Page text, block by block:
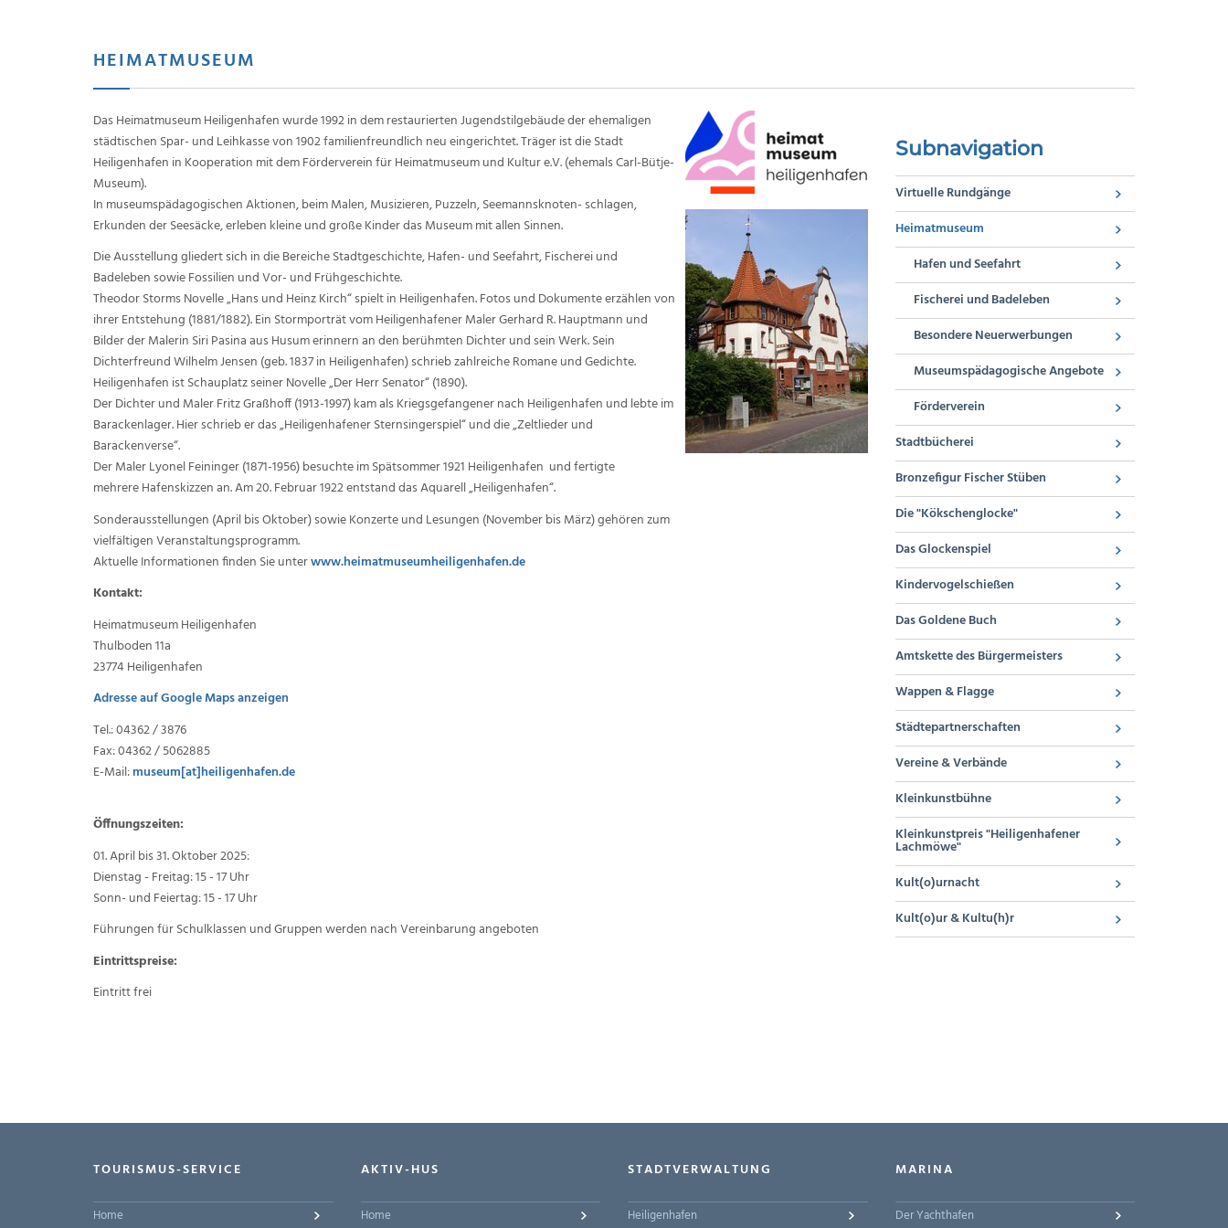
HEIMATMUSEUM
Das Heimatmuseum Heiligenhafen wurde 1992 in dem restaurierten Jugendstilgebäude der ehemaligen
städtischen Spar- und Leihkasse von 1902 familienfreundlich neu eingerichtet. Träger ist die Stadt
Heiligenhafen in Kooperation mit dem Förderverein für Heimatmuseum und Kultur e.V. (ehemals Carl-Bütje-
Museum).
In museumspädagogischen Aktionen, beim Malen, Musizieren, Puzzeln, Seemannsknoten- schlagen,
Erkunden der Seesäcke, erleben kleine und große Kinder das Museum mit allen Sinnen.
Die Ausstellung gliedert sich in die Bereiche Stadtgeschichte, Hafen- und Seefahrt, Fischerei und
Badeleben sowie Fossilien und Vor- und Frühgeschichte.
Theodor Storms Novelle „Hans und Heinz Kirch“ spielt in Heiligenhafen. Fotos und Dokumente erzählen von
ihrer Entstehung (1881/1882). Ein Stormporträt vom Heiligenhafener Maler Gerhard R. Hauptmann und
Bilder der Malerin Siri Pasina aus Husum erinnern an den berühmten Dichter und sein Werk. Sein
Dichterfreund Wilhelm Jensen (geb. 1837 in Heiligenhafen) schrieb zahlreiche Romane und Gedichte.
Heiligenhafen ist Schauplatz seiner Novelle „Der Herr Senator“ (1890).
Der Dichter und Maler Fritz Graßhoff (1913-1997) kam als Kriegsgefangener nach Heiligenhafen und lebte im
Barackenlager. Hier schrieb er das „Heiligenhafener Sternsingerspiel“ und die „Zeltlieder und
Barackenverse“.
Der Maler Lyonel Feininger (1871-1956) besuchte im Spätsommer 1921 Heiligenhafen und fertigte
mehrere Hafenskizzen an. Am 20. Februar 1922 entstand das Aquarell „Heiligenhafen“.
Sonderausstellungen (April bis Oktober) sowie Konzerte und Lesungen (November bis März) gehören zum
vielfältigen Veranstaltungsprogramm.
Aktuelle Informationen finden Sie unterwww.heimatmuseumheiligenhafen.de
Kontakt:
Heimatmuseum Heiligenhafen
Thulboden 11a
23774 Heiligenhafen
Adresse auf Google Maps anzeigen
Tel.: 04362 / 3876
Fax: 04362 / 5062885
E-Mail:museum[at]heiligenhafen.de
Öffnungszeiten:
01. April bis 31. Oktober 2025:
Dienstag - Freitag: 15 - 17 Uhr
Sonn- und Feiertag: 15 - 17 Uhr
Führungen für Schulklassen und Gruppen werden nach Vereinbarung angeboten
Eintrittspreise:
Eintritt frei
Subnavigation
Virtuelle Rundgänge
Heimatmuseum
Hafen und Seefahrt
Fischerei und Badeleben
Besondere Neuerwerbungen
Museumspädagogische Angebote
Förderverein
Stadtbücherei
Bronzefigur Fischer Stüben
Die "Kökschenglocke"
Das Glockenspiel
Kindervogelschießen
Das Goldene Buch
Amtskette des Bürgermeisters
Wappen & Flagge
Städtepartnerschaften
Vereine & Verbände
Kleinkunstbühne
Kleinkunstpreis "Heiligenhafener
Lachmöwe"
Kult(o)urnacht
Kult(o)ur & Kultu(h)r
TOURISMUS-SERVICE
Home
AKTIV-HUS
Home
STADTVERWALTUNG
Heiligenhafen
MARINA
Der Yachthafen